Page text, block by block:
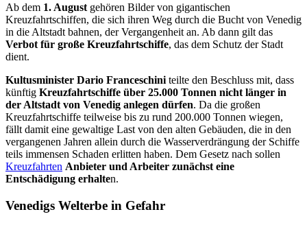
Ab dem 1. August gehören Bilder von gigantischen
Kreuzfahrtschiffen, die sich ihren Weg durch die Bucht von Venedig
in die Altstadt bahnen, der Vergangenheit an. Ab dann gilt das
Verbot für große Kreuzfahrtschiffe, das dem Schutz der Stadt
dient.
Kultusminister Dario Franceschini teilte den Beschluss mit, dass
künftig Kreuzfahrtschiffe über 25.000 Tonnen nicht länger in
der Altstadt von Venedig anlegen dürfen. Da die großen
Kreuzfahrtschiffe teilweise bis zu rund 200.000 Tonnen wiegen,
fällt damit eine gewaltige Last von den alten Gebäuden, die in den
vergangenen Jahren allein durch die Wasserverdrängung der Schiffe
teils immensen Schaden erlitten haben. Dem Gesetz nach sollen
Kreuzfahrten Anbieter und Arbeiter zunächst eine
Entschädigung erhalten.
Venedigs Welterbe in Gefahr